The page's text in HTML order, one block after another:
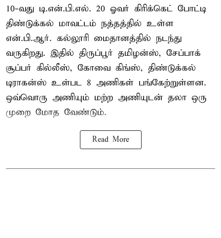
10-வது டி.என்.பி.எல். 20 ஓவர் கிரிக்கெட் போட்டி
திண்டுக்கல் மாவட்டம் நத்தத்தில் உள்ள
என்.பி.ஆர். கல்லூரி மைதானத்தில் நடந்து
வருகிறது. இதில் திருப்பூர் தமிழன்ஸ், சேப்பாக்
சூப்பர் கில்லீஸ், கோவை கிங்ஸ், திண்டுக்கல்
டிராகன்ஸ் உள்பட 8 அணிகள் பங்கேற்றுள்ளன.
ஒவ்வொரு அணியும் மற்ற அணியுடன் தலா ஒரு
முறை மோத வேண்டும்.
Read More